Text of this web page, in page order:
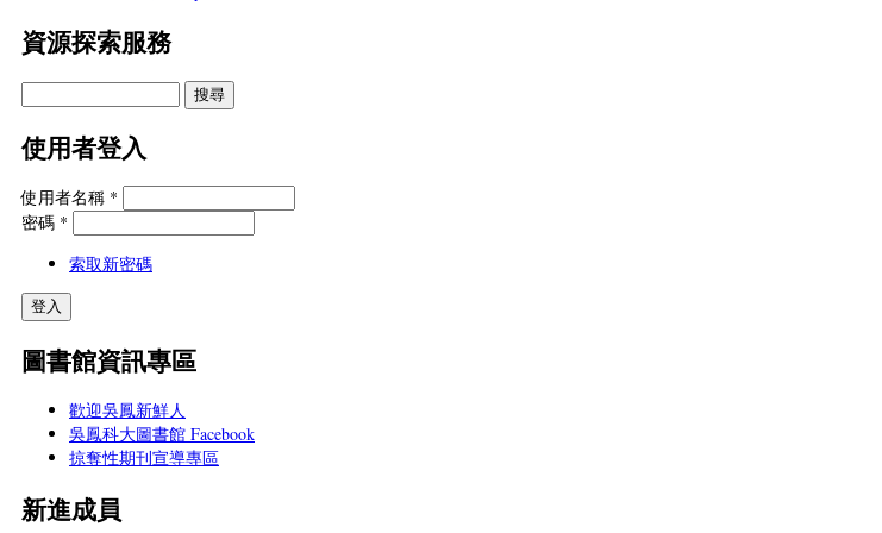
資源探索服務
使用者登入
使用者名稱 *
密碼 *
索取新密碼
圖書館資訊專區
歡迎吳鳳新鮮人
吳鳳科大圖書館 Facebook
掠奪性期刊宣導專區
新進成員